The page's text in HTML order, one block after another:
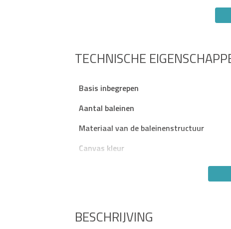
TECHNISCHE
Basis inbegrepen
Aantal baleinen
Materiaal van de baleinenstructuur
Canvas kleur
BESCHRIJVING